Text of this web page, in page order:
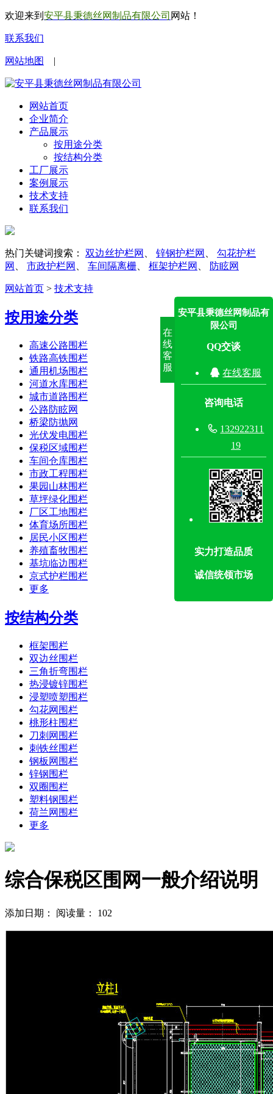
欢迎来到 安平县秉德丝网制品有限公司 网站！
联系我们
网站地图 |
网站首页
企业简介
产品展示
按用途分类
按结构分类
工厂展示
案例展示
技术支持
联系我们
热门关键词搜索： 双边丝护栏网 锌钢护栏网
勾花护栏
网
市政护栏网 车间隔离栅 框架护栏网 防眩网
网站首页 > 技术支持
按用途分类
高速公路围栏
铁路高铁围栏
通用机场围栏
河道水库围栏
城市道路围栏
公路防眩网
桥梁防抛网
光伏发电围栏
保税区域围栏
车间仓库围栏
市政工程围栏
果园山林围栏
草坪绿化围栏
厂区工地围栏
体育场所围栏
居民小区围栏
养殖畜牧围栏
基坑临边围栏
京式护栏围栏
更多
按结构分类
框架围栏
双边丝围栏
三角折弯围栏
热浸镀锌围栏
浸塑喷塑围栏
勾花网围栏
桃形柱围栏
刀刺网围栏
刺铁丝围栏
钢板网围栏
锌钢围栏
双圈围栏
塑料钢围栏
荷兰网围栏
更多
综合保税区围网一般介绍说明
添加日期： 阅读量： 102
在
线
客
服
安平县秉德丝网制品有
限公司
QQ交谈
 在线客服
咨询电话
 132922311
19
实力打造品质
诚信统领市场